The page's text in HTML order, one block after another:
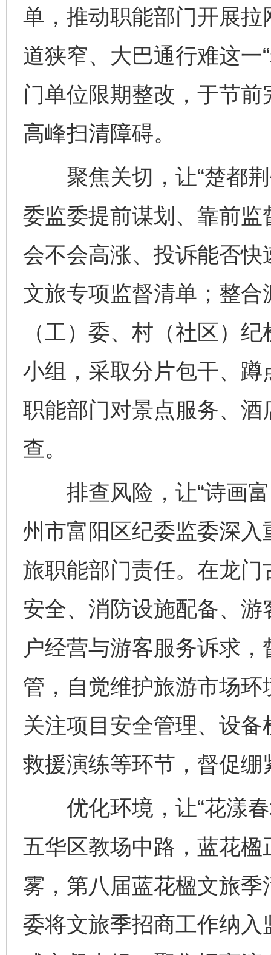
单，推动职能部门开展
道狭窄、大巴通行难这一
门单位限期整改，于节
高峰扫清障碍。
聚焦关切，让“楚都荆
委监委提前谋划、靠前监
会不会高涨、投诉能否快
文旅专项监督清单；整
（工）委、村（社区）
小组，采取分片包干、
职能部门对景点服务、
查。
排查风险，让“诗画富
州市富阳区纪委监委深
旅职能部门责任。在龙
安全、消防设施配备、
户经营与游客服务诉求
管，自觉维护旅游市场
关注项目安全管理、设
救援演练等环节，督促绷
优化环境，让“花漾春
五华区教场中路，蓝花
雾，第八届蓝花楹文旅
委将文旅季招商工作纳入